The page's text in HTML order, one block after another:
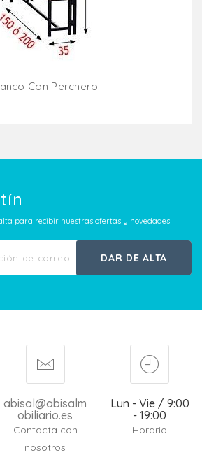
Con Perchero
para recibir nuestras ofertas y novedades
DAR DE ALTA
abisal@abisalm
obiliario.es
Contacta con
nosotros
Lun - Vie / 9:00
- 19:00
Horario